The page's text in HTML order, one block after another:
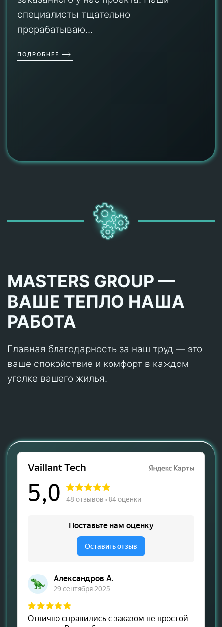
специалисты тщательно
прорабатываю...
ПОДРОБНЕЕ
MASTERS GROUP —
ВАШЕ ТЕПЛО НАША
РАБОТА
Главная благодарность за наш труд — это
ваше спокойствие и комфорт в каждом
уголке вашего жилья.